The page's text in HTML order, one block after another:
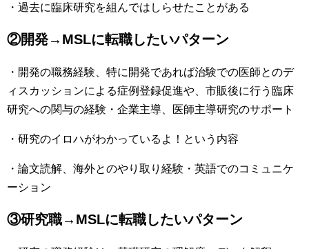
・過去に臨床研究を組んではしらせたことがある
②開発→MSLに転職したいパターン
・開発の職務経験、特に開発であれば治験での医師とのデ
ィスカッションによる症例登録促進や、市販後に行う臨床
研究への関与の経験・企業主導、医師主導研究のサポート
・研究のイロハがわかっているよ！という内容
・論文読解、海外とのやり取り経験・英語でのコミュニケ
ーション
③研究職→MSLに転職したいパターン